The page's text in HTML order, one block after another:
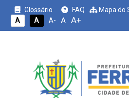
Glossário FAQ Mapa do
A
A A- A A+